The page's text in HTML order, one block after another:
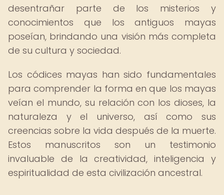
desentrañar parte de los misterios y
conocimientos que los antiguos mayas
poseían, brindando una visión más completa
de su cultura y sociedad.
Los códices mayas han sido fundamentales
para comprender la forma en que los mayas
veían el mundo, su relación con los dioses, la
naturaleza y el universo, así como sus
creencias sobre la vida después de la muerte.
Estos manuscritos son un testimonio
invaluable de la creatividad, inteligencia y
espiritualidad de esta civilización ancestral.